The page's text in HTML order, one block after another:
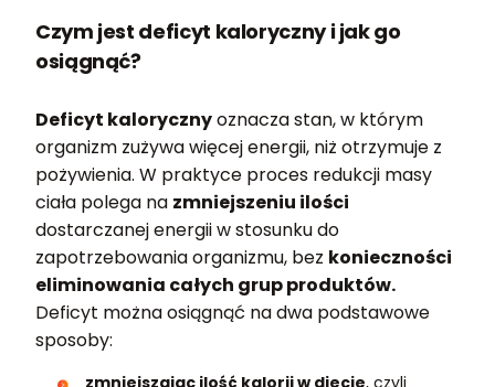
Czym jest deficyt kaloryczny i jak go
osiągnąć?
Deficyt kalorycznyoznacza stan, w którym
organizm zużywa więcej energii, niż otrzymuje z
pożywienia. W praktyce proces redukcji masy
ciała polega na zmniejszeniu ilości
dostarczanej energii w stosunku do
zapotrzebowania organizmu, bez konieczności
eliminowania całych grup produktów.
Deficyt można osiągnąć na dwa podstawowe
sposoby: